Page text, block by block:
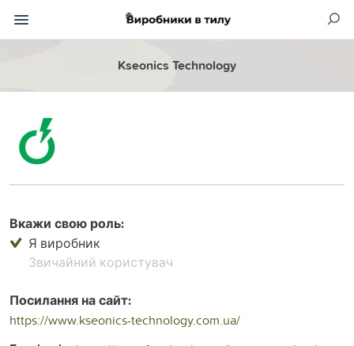
Kseonics Technology
Вкажи свою роль:
Я виробник
Звичайний користувач
Посилання на сайт:
https://www.kseonics-technology.com.ua/